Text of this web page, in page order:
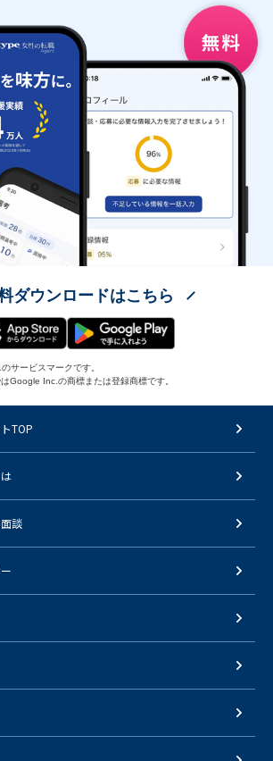
ダウンロードはこちら
サービスマークです。
Google Inc.の商標または登録商標です。
TOP
談